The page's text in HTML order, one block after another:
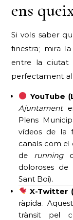
ens
Si vols saber
finestra; mira
entre la ciutat
perfectament
YouTube
Ajuntament
Plens
vídeos de la
canals com el
de running
doloroses de
Sant Boi).
X-Twitter
ràpida.
trànsit pel